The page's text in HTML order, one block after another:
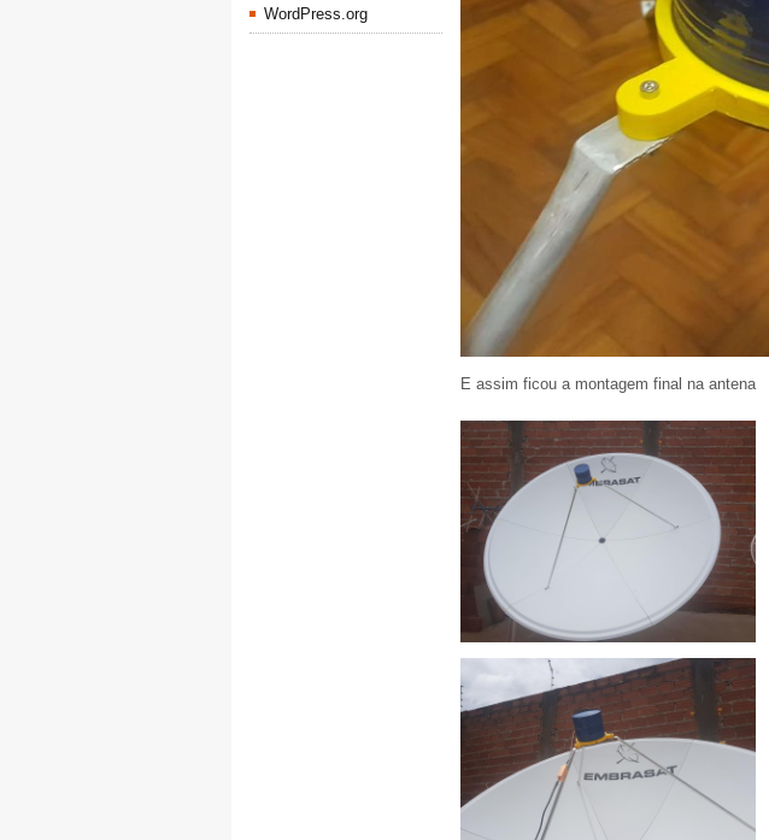
E assim ficou a montagem final na antena
WordPress.org